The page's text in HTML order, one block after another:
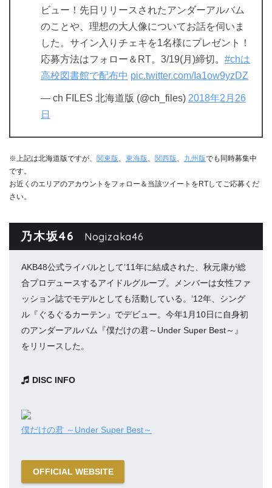
ビュー！先日リリースされたアンダーアルバム
のことや、理想の大人像についてお話を伺いま
した。サイン入りチェキを1名様にプレゼント！
応募方法はフォロー＆RT。3/19(月)締切。 #chは
高校図書館で配布中 pic.twitter.com/Ia1ow9yzDZ
— ch FILES 北海道版 (@ch_files) 2018年2月26
日
※上記は北海道版ですが、 関東版、 東海版、 関西版、 九州版でも同時募集中
です。
お近くのエリアのアカウントをフォロー＆当該ツイートをRTしてご応募くだ
さい。
乃木坂46 Nogizaka46
AKB48公式ライバルとして’11年に結成された、秋元康が総
合プロデュースするアイドルグループ。メンバーは女性ファ
ッション誌でモデルとしても活動している。’12年、シング
ル『ぐるぐるカーテン』でデビュー。今年1月10日に自身初
のアンダーアルバム『僕だけの君～Under Super Best～』
をリリースした。
DISC INFO
僕だけの君 ～Under Super Best～
OFFICIAL WEBSITE